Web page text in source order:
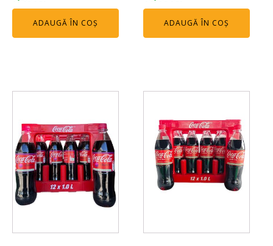
ADAUGĂ ÎN COȘ ADAUGĂ ÎN COȘ